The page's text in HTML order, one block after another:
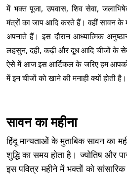
में भक्त पूजा, उपवास, शिव सेवा,
मंत्रों का जाप आदि करते हैं। वहीं सावन के
अपनाते हैं। इस दौरान आध्यात्मिक
लहसुन, दही, कढ़ी और दूध आदि चीजों के
ऐसे में आज इस आर्टिकल के जरिए हम
में इन चीजों को खाने की मनाही क्यों होती है।
सावन का महीना
हिंदू मान्यताओं के मुताबिक सावन का
शुद्धि का समय होता है। ज्योतिष और
इस पवित्र महीने में भक्तों को